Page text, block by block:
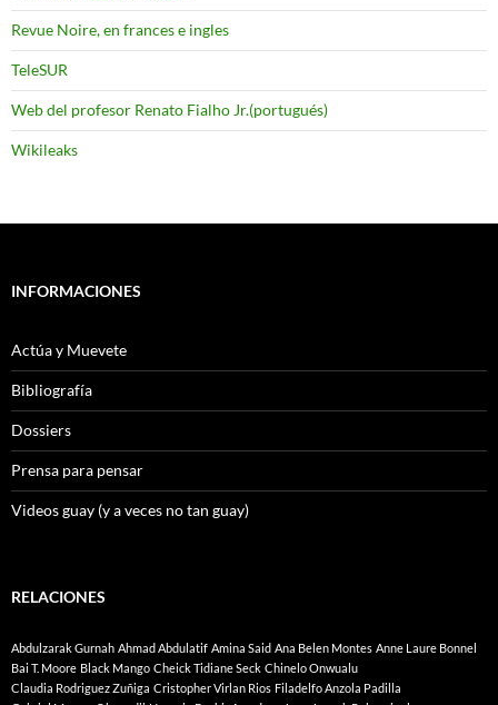
Revue Noire, en frances e ingles
TeleSUR
Web del profesor Renato Fialho Jr.(portugués)
Wikileaks
INFORMACIONES
Actúa y Muevete
Bibliografía
Dossiers
Prensa para pensar
Videos guay (y a veces no tan guay)
RELACIONES
Abdulzarak Gurnah Ahmad Abdulatif Amina Said Ana Belen Montes Anne Laure Bonnel
Bai T. Moore Black Mango Cheick Tidiane Seck Chinelo Onwualu
Claudia Rodriguez Zuñiga Cristopher Virlan Rios Filadelfo Anzola Padilla